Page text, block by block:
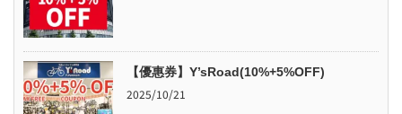
【優惠券】Y’sRoad(10%+5%OFF)
2025/10/21